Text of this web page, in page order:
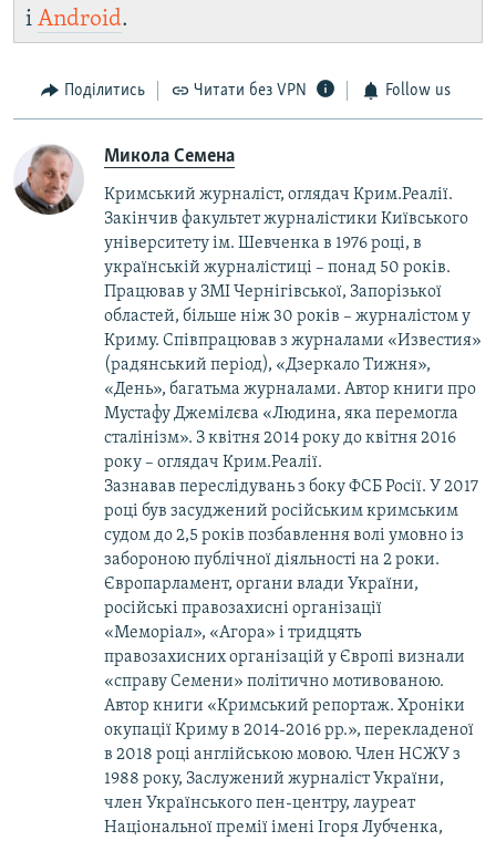
і Android.
Поділитись Читати без VPN Follow us
Микола Семена
Кримський журналіст, оглядач Крим.Реалії.
Закінчив факультет журналістики Київського
університету ім. Шевченка в 1976 році, в
українській журналістиці – понад 50 років.
Працював у ЗМІ Чернігівської, Запорізької
областей, більше ніж 30 років – журналістом у
Криму. Співпрацював з журналами «Известия»
(радянський період), «Дзеркало Тижня»,
«День», багатьма журналами. Автор книги про
Мустафу Джемілєва «Людина, яка перемогла
сталінізм». З квітня 2014 року до квітня 2016
року – оглядач Крим.Реалії.
Зазнавав переслідувань з боку ФСБ Росії. У 2017
році був засуджений російським кримським
судом до 2,5 років позбавлення волі умовно із
забороною публічної діяльності на 2 роки.
Європарламент, органи влади України,
російські правозахисні організації
«Меморіал», «Агора» і тридцять
правозахисних організацій у Європі визнали
«справу Семени» політично мотивованою.
Автор книги «Кримський репортаж. Хроніки
окупації Криму в 2014-2016 рр.», перекладеної
в 2018 році англійською мовою. Член НСЖУ з
1988 року, Заслужений журналіст України,
член Українського пен-центру, лауреат
Національної премії імені Ігоря Лубченка,